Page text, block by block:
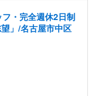
フ・完全週休2日制
」/名古屋市中区